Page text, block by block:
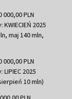
PLN
2025
maj 140 mln,
PLN
2025
10 mln)